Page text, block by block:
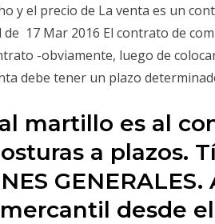
y el precio de La venta es un
17 Mar 2016 El contrato de
-obviamente, luego de
debe tener un plazo
martillo es al
a plazos.
desde el